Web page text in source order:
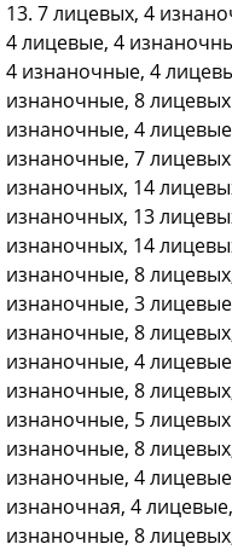
13. 7 лицевых, 4
4 лицевые, 4
4 изнаночные, 4
изнаночные, 8
изнаночные, 4
изнаночные, 7
изнаночных, 14
изнаночных, 13
изнаночных, 14
изнаночные, 8
изнаночные, 3
изнаночные, 8
изнаночные, 4
изнаночные, 8
изнаночные, 5
изнаночные, 8
изнаночные, 4
изнаночная, 4
изнаночные, 8